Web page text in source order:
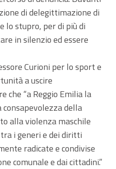
di delegittimazione di
lo stupro, per di più di
in silenzio ed essere
Curioni per lo sport e
a uscire
che “a Reggio Emilia la
della
alla violenza maschile
i generi e dei diritti
radicate e condivise
comunale e dai cittadini.”